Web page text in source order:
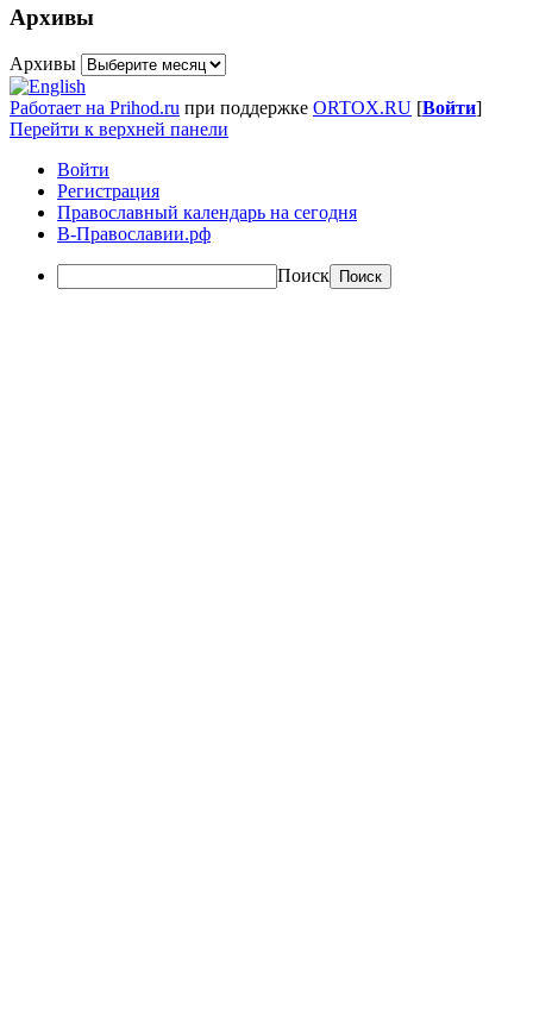
Архивы
Архивы
Работает на Prihod.ru при поддержке ORTOX.RU [Войти]
Перейти к верхней панели
Войти
Регистрация
Православный календарь на сегодня
В-Православии.рф
Поиск